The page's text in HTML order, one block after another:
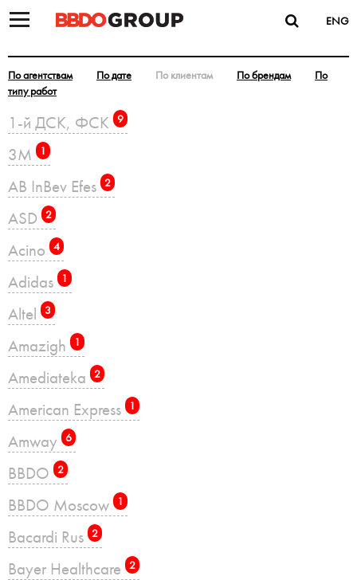
ENG
По агентствам По дате По клиентам По брендам
По
типу работ
1-й ДСК, ФСК 9
3M 1
AB InBev Efes 2
ASD 2
Acino 4
Adidas 1
Altel 3
Amazigh 1
Amediateka 2
American Express 1
Amway 6
BBDO 2
BBDO Moscow 1
Bacardi Rus 2
Bayer Healthcare 2